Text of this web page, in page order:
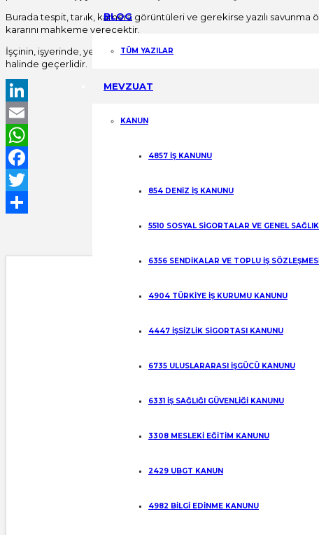
BLOG
TÜM YAZILAR
MEVZUAT
KANUN
4857 İŞ KANUNU
854 DENİZ İŞ KANUNU
5510 SOSYAL SİGORTALAR VE GENEL
6356 SENDİKALAR VE TOPLU İŞ
4904 TÜRKİYE İŞ KURUMU KANUNU
4447 İŞSİZLİK SİGORTASI KANUNU
6735 ULUSLARARASI İŞGÜCÜ KANUNU
6331 İŞ SAĞLIĞI GÜVENLİĞİ KANUNU
3308 MESLEKİ EĞİTİM KANUNU
2429 UBGT KANUN
4982 BİLGİ EDİNME KANUNU
Burada tespit, tanık, kamera görüntüleri ve gerekirse yazılı savunma
kararını mahkeme verecektir.
İşçinin, işyerinde, yedi günden fazla hapisle cezalandırılan ve cezası
halinde geçerlidir.
LinkedIn
Email
WhatsApp
Facebook
Twitter